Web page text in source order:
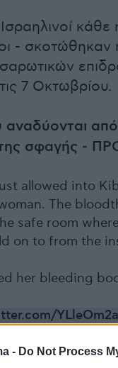
- Do Not Process
κάθε
-
7 Οκτωβρίου.
αναδύονται
σφαγής -
allowed into
The
safe room
on to from the
her bleeding
tur (@yaelbt)